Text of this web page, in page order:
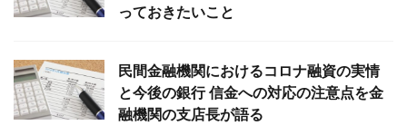
っておきたいこと
民間金融機関におけるコロナ融資の実情
と今後の銀行 信金への対応の注意点を金
融機関の支店長が語る